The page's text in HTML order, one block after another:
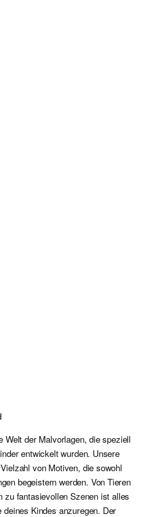
Welt der Malvorlagen, die speziell
entwickelt wurden. Unsere
von Motiven, die sowohl
begeistern werden. Von Tieren
zu fantasievollen Szenen ist alles
deines Kindes anzuregen. Der